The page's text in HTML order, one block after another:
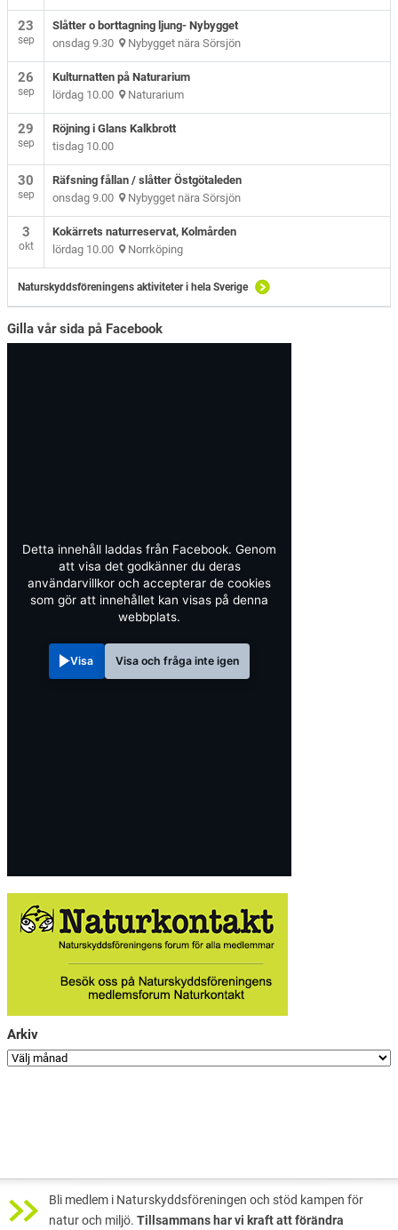
23
sep
Slåtter o borttagning ljung- Nybygget
onsdag 9.30 Nybygget nära Sörsjön
26
sep
Kulturnatten på Naturarium
lördag 10.00 Naturarium
29
sep
Röjning i Glans Kalkbrott
tisdag 10.00
30
sep
Räfsning fållan / slåtter Östgötaleden
onsdag 9.00 Nybygget nära Sörsjön
3
okt
Kokärrets naturreservat, Kolmården
lördag 10.00 Norrköping
Naturskyddsföreningens aktiviteter i hela Sverige
Gilla vår sida på Facebook
Detta innehåll laddas från Facebook. Genom
att visa det godkänner du deras
användarvillkor och accepterar de cookies
som gör att innehållet kan visas på denna
webbplats.
Visa Visa och fråga inte igen
Arkiv
Bli medlem i Naturskyddsföreningen och stöd kampen för
natur och miljö. Tillsammans har vi kraft att förändra